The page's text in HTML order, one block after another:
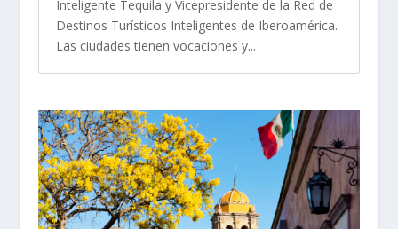
Inteligente Tequila y Vicepresidente de la Red de
Destinos Turísticos Inteligentes de Iberoamérica.
Las ciudades tienen vocaciones y...